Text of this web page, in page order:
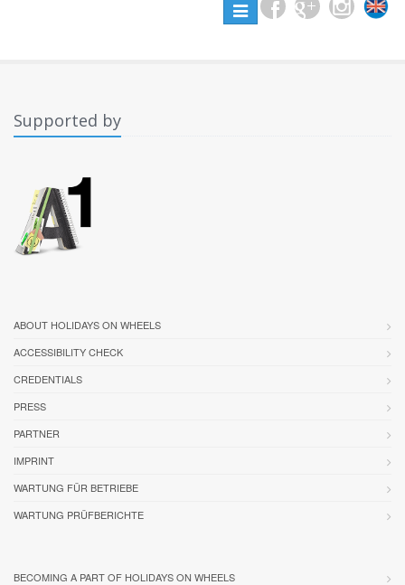
Toggle
navigation
Supported by
ABOUT HOLIDAYS ON WHEELS
ACCESSIBILITY CHECK
CREDENTIALS
PRESS
PARTNER
IMPRINT
WARTUNG FÜR BETRIEBE
WARTUNG PRÜFBERICHTE
BECOMING A PART OF HOLIDAYS ON WHEELS